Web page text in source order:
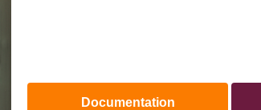
Documentation